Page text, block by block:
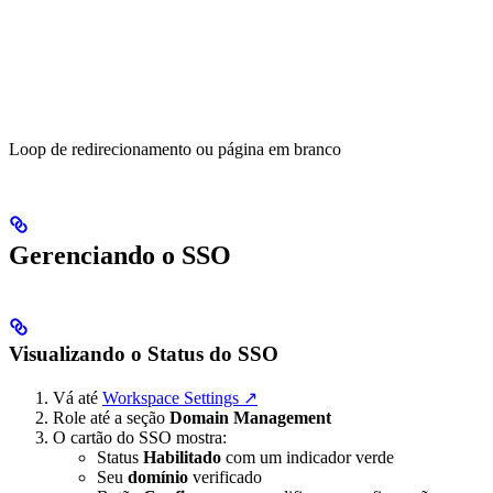
Loop de redirecionamento ou página em branco
Gerenciando o SSO
Visualizando o Status do SSO
Vá até Workspace Settings ↗
Role até a seção Domain Management
O cartão do SSO mostra:
Status Habilitado com um indicador verde
Seu domínio verificado